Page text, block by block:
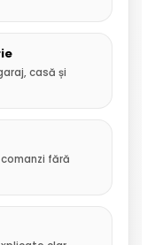
casă și
fără